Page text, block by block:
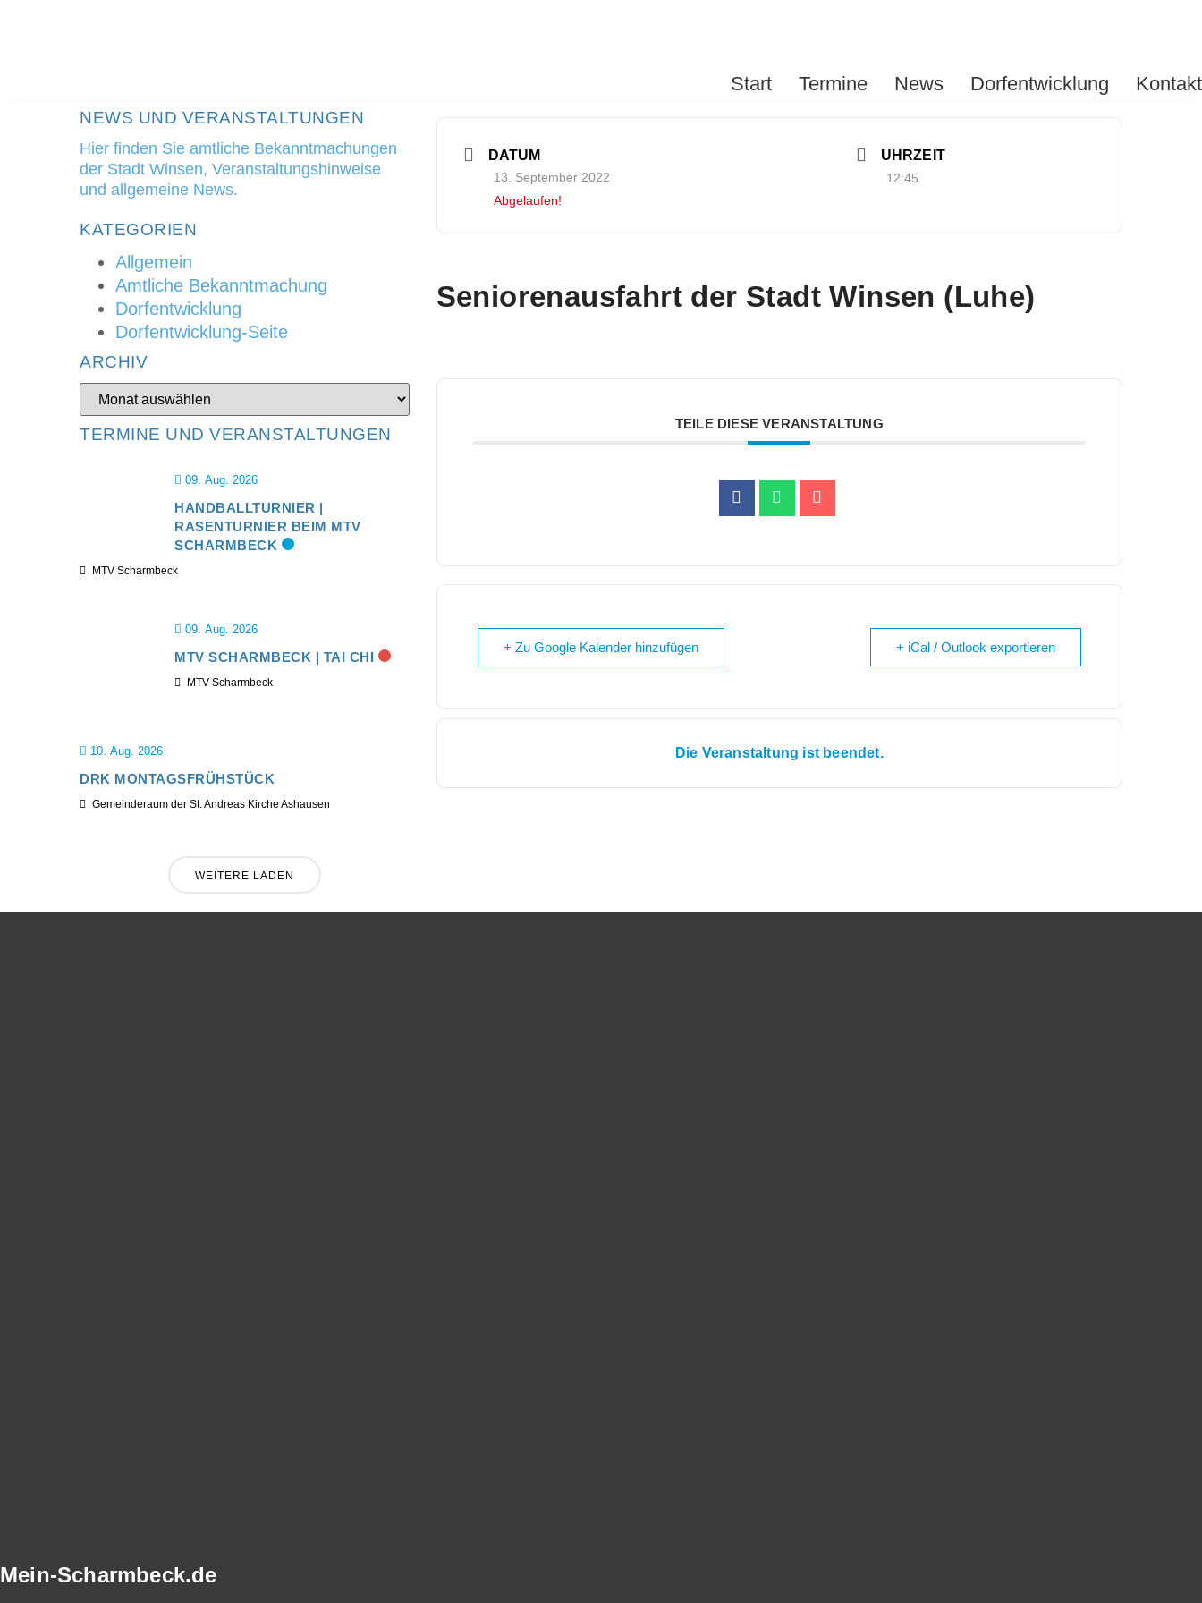
Start Termine News Dorfentwicklung Kontakt
NEWS UND VERANSTALTUNGEN
Hier finden Sie amtliche Bekanntmachungen
der Stadt Winsen, Veranstaltungshinweise
und allgemeine News.
KATEGORIEN
Allgemein
Amtliche Bekanntmachung
Dorfentwicklung
Dorfentwicklung-Seite
ARCHIV
Archiv
TERMINE UND VERANSTALTUNGEN
09. Aug. 2026
HANDBALLTURNIER |
RASENTURNIER BEIM MTV
SCHARMBECK
MTV Scharmbeck
09. Aug. 2026
MTV SCHARMBECK | TAI CHI
MTV Scharmbeck
10. Aug. 2026
DRK MONTAGSFRÜHSTÜCK
Gemeinderaum der St. Andreas Kirche Ashausen
WEITERE LADEN
DATUM
13. September 2022
Abgelaufen!
UHRZEIT
12:45
Seniorenausfahrt der Stadt Winsen (Luhe)
TEILE DIESE VERANSTALTUNG
+ Zu Google Kalender hinzufügen + iCal / Outlook exportieren
Die Veranstaltung ist beendet.
Mein-Scharmbeck.de